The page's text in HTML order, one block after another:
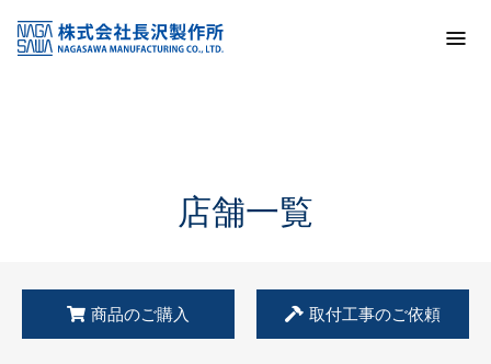
KSS加盟店・取扱店情報
店舗一覧
店舗一覧
商品のご購入 取付工事のご依頼